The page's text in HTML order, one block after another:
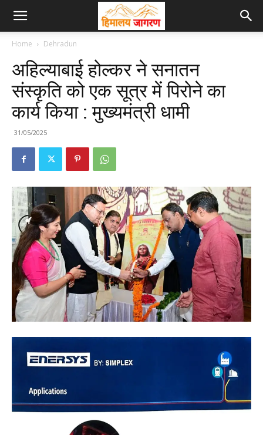
Home Dehradun
अहिल्याबाई होल्कर ने सनातन
संस्कृति को एक सूत्र में पिरोने का
कार्य किया : मुख्यमंत्री धामी
31/05/2025